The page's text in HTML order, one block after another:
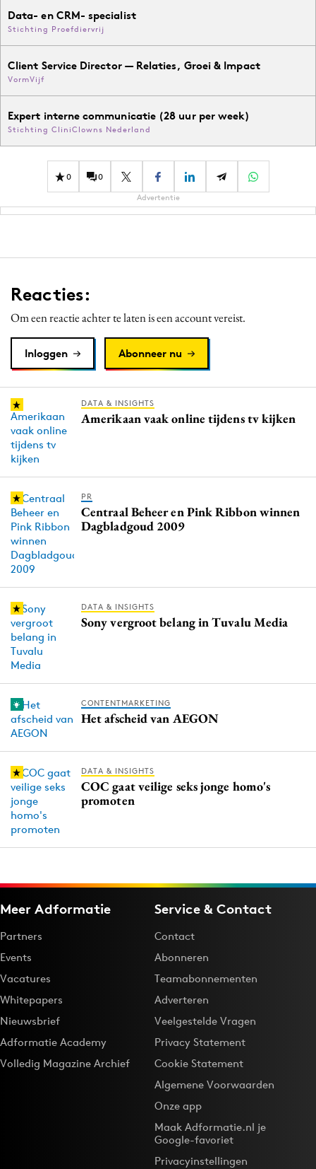
Data- en CRM- specialist
Stichting Proefdiervrij
Client Service Director — Relaties, Groei & Impact
VormVijf
Expert interne communicatie (28 uur per week)
Stichting CliniClowns Nederland
0 0
Advertentie
Reacties:
Om een reactie achter te laten is een account vereist.
Inloggen Abonneer nu
DATA & INSIGHTS
Amerikaan vaak online tijdens tv kijken
PR
Centraal Beheer en Pink Ribbon winnen
Dagbladgoud 2009
DATA & INSIGHTS
Sony vergroot belang in Tuvalu Media
CONTENTMARKETING
Het afscheid van AEGON
DATA & INSIGHTS
COC gaat veilige seks jonge homo's
promoten
Meer Adformatie
Partners
Events
Vacatures
Whitepapers
Nieuwsbrief
Adformatie Academy
Volledig Magazine Archief
Service & Contact
Contact
Abonneren
Teamabonnementen
Adverteren
Veelgestelde Vragen
Privacy Statement
Cookie Statement
Algemene Voorwaarden
Onze app
Maak Adformatie.nl je
Google-favoriet
Privacyinstellingen